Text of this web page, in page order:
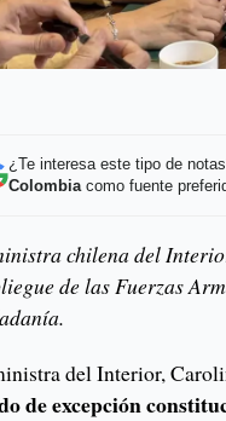
¿Te interesa este tipo de
Colombiacomo fuente
chilena del
de las Fuerzas
del Interior,
de excepción